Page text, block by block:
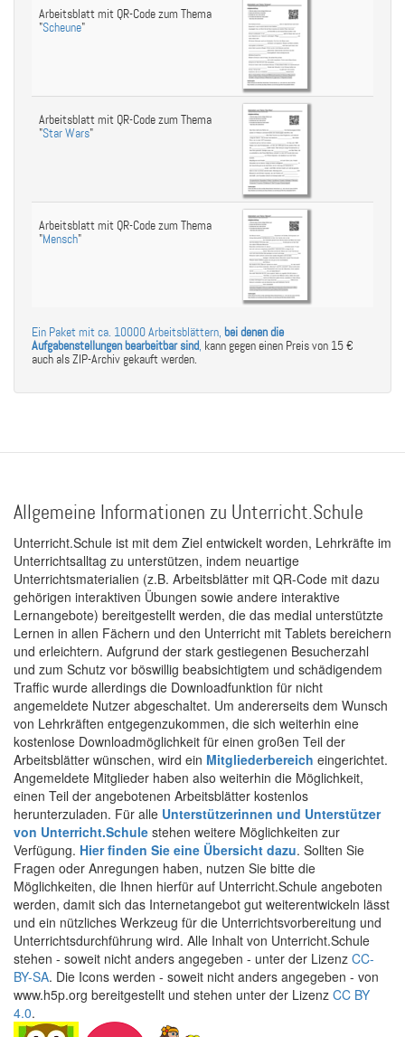
Arbeitsblatt mit QR-Code zum Thema
"Scheune"
Arbeitsblatt mit QR-Code zum Thema
"Star Wars"
Arbeitsblatt mit QR-Code zum Thema
"Mensch"
Ein Paket mit ca. 10000 Arbeitsblättern, bei denen die
Aufgabenstellungen bearbeitbar sind, kann gegen einen Preis von 15 €
auch als ZIP-Archiv gekauft werden.
Allgemeine Informationen zu Unterricht.Schule
Unterricht.Schule ist mit dem Ziel entwickelt worden, Lehrkräfte im
Unterrichtsalltag zu unterstützen, indem neuartige
Unterrichtsmaterialien (z.B. Arbeitsblätter mit QR-Code mit dazu
gehörigen interaktiven Übungen sowie andere interaktive
Lernangebote) bereitgestellt werden, die das medial unterstützte
Lernen in allen Fächern und den Unterricht mit Tablets bereichern
und erleichtern. Aufgrund der stark gestiegenen Besucherzahl
und zum Schutz vor böswillig beabsichtigtem und schädigendem
Traffic wurde allerdings die Downloadfunktion für nicht
angemeldete Nutzer abgeschaltet. Um andererseits dem Wunsch
von Lehrkräften entgegenzukommen, die sich weiterhin eine
kostenlose Downloadmöglichkeit für einen großen Teil der
Arbeitsblätter wünschen, wird ein Mitgliederbereich eingerichtet.
Angemeldete Mitglieder haben also weiterhin die Möglichkeit,
einen Teil der angebotenen Arbeitsblätter kostenlos
herunterzuladen. Für alle Unterstützerinnen und Unterstützer
von Unterricht.Schule stehen weitere Möglichkeiten zur
Verfügung. Hier finden Sie eine Übersicht dazu. Sollten Sie
Fragen oder Anregungen haben, nutzen Sie bitte die
Möglichkeiten, die Ihnen hierfür auf Unterricht.Schule angeboten
werden, damit sich das Internetangebot gut weiterentwickeln lässt
und ein nützliches Werkzeug für die Unterrichtsvorbereitung und
Unterrichtsdurchführung wird. Alle Inhalt von Unterricht.Schule
stehen - soweit nicht anders angegeben - unter der Lizenz CC-
BY-SA. Die Icons werden - soweit nicht anders angegeben - von
www.h5p.org bereitgestellt und stehen unter der Lizenz CC BY
4.0.